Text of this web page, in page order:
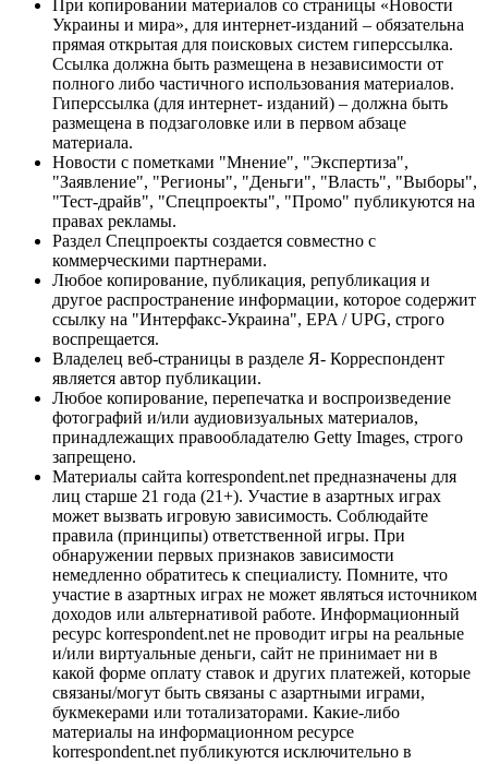
При копировании материалов со страницы «Новости
Украины и мира», для интернет-изданий – обязательна
прямая открытая для поисковых систем гиперссылка.
Ссылка должна быть размещена в независимости от
полного либо частичного использования материалов.
Гиперссылка (для интернет- изданий) – должна быть
размещена в подзаголовке или в первом абзаце
материала.
Новости с пометками "Мнение", "Экспертиза",
"Заявление", "Регионы", "Деньги", "Власть", "Выборы",
"Тест-драйв", "Спецпроекты", "Промо" публикуются на
правах рекламы.
Раздел Спецпроекты создается совместно с
коммерческими партнерами.
Любое копирование, публикация, републикация и
другое распространение информации, которое содержит
ссылку на "Интерфакс-Украина", EPA / UPG, строго
воспрещается.
Владелец веб-страницы в разделе Я- Корреспондент
является автор публикации.
Любое копирование, перепечатка и воспроизведение
фотографий и/или аудиовизуальных материалов,
принадлежащих правообладателю Getty Images, строго
запрещено.
Материалы сайта korrespondent.net предназначены для
лиц старше 21 года (21+). Участие в азартных играх
может вызвать игровую зависимость. Соблюдайте
правила (принципы) ответственной игры. При
обнаружении первых признаков зависимости
немедленно обратитесь к специалисту. Помните, что
участие в азартных играх не может являться источником
доходов или альтернативой работе. Информационный
ресурс korrespondent.net не проводит игры на реальные
и/или виртуальные деньги, сайт не принимает ни в
какой форме оплату ставок и других платежей, которые
связаны/могут быть связаны с азартными играми,
букмекерами или тотализаторами. Какие-либо
материалы на информационном ресурсе
korrespondent.net публикуются исключительно в